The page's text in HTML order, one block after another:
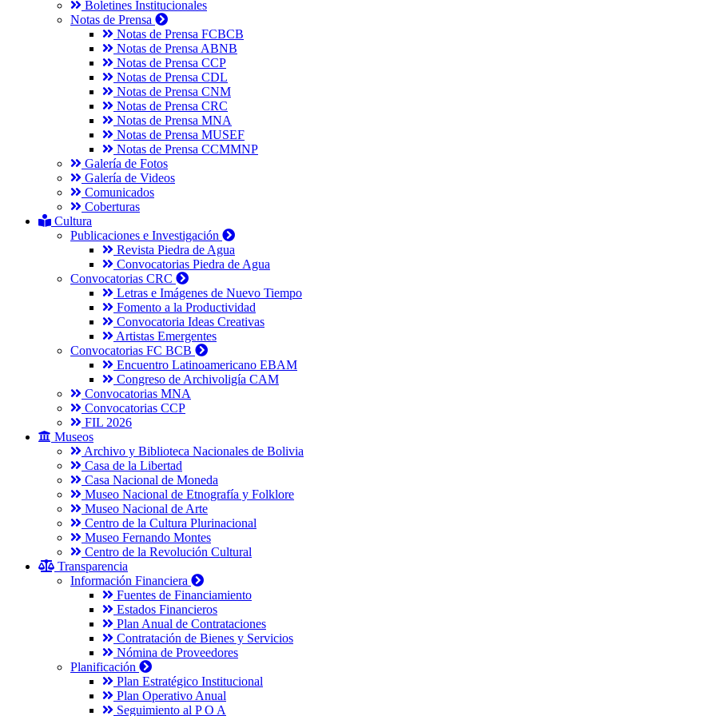
Boletines Institucionales
Notas de Prensa
Notas de Prensa FCBCB
Notas de Prensa ABNB
Notas de Prensa CCP
Notas de Prensa CDL
Notas de Prensa CNM
Notas de Prensa CRC
Notas de Prensa MNA
Notas de Prensa MUSEF
Notas de Prensa CCMMNP
Galería de Fotos
Galería de Videos
Comunicados
Coberturas
Cultura
Publicaciones e Investigación
Revista Piedra de Agua
Convocatorias Piedra de Agua
Convocatorias CRC
Letras e Imágenes de Nuevo Tiempo
Fomento a la Productividad
Convocatoria Ideas Creativas
Artistas Emergentes
Convocatorias FC BCB
Encuentro Latinoamericano EBAM
Congreso de Archivoligía CAM
Convocatorias MNA
Convocatorias CCP
FIL 2026
Museos
Archivo y Biblioteca Nacionales de Bolivia
Casa de la Libertad
Casa Nacional de Moneda
Museo Nacional de Etnografía y Folklore
Museo Nacional de Arte
Centro de la Cultura Plurinacional
Museo Fernando Montes
Centro de la Revolución Cultural
Transparencia
Información Financiera
Fuentes de Financiamiento
Estados Financieros
Plan Anual de Contrataciones
Contratación de Bienes y Servicios
Nómina de Proveedores
Planificación
Plan Estratégico Institucional
Plan Operativo Anual
Seguimiento al P O A